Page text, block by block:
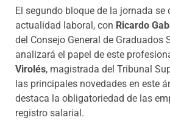
El segundo bloque de la jornada se
actualidad laboral, con Ricardo
del Consejo General de Graduados
analizará el papel de este
Virolés, magistrada del Tribunal
las principales novedades en este
destaca la obligatoriedad de las
registro salarial.